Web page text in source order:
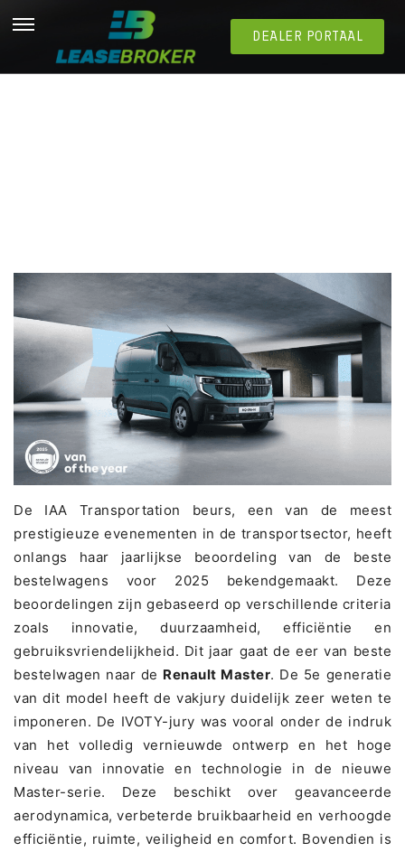
DEALER PORTAAL
De IAA Transportation beurs, een van de meest
prestigieuze evenementen in de transportsector, heeft
onlangs haar jaarlijkse beoordeling van de beste
bestelwagens voor 2025 bekendgemaakt. Deze
beoordelingen zijn gebaseerd op verschillende criteria
zoals innovatie, duurzaamheid, efficiëntie en
gebruiksvriendelijkheid. Dit jaar gaat de eer van beste
bestelwagen naar de Renault Master. De 5e generatie
van dit model heeft de vakjury duidelijk zeer weten te
imponeren. De IVOTY-jury was vooral onder de indruk
van het volledig vernieuwde ontwerp en het hoge
niveau van innovatie en technologie in de nieuwe
Master-serie. Deze beschikt over geavanceerde
aerodynamica, verbeterde bruikbaarheid en verhoogde
efficiëntie, ruimte, veiligheid en comfort. Bovendien is